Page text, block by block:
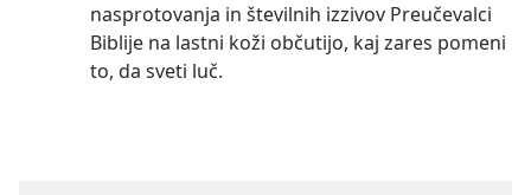
nasprotovanja in številnih izzivov Preučevalci
Biblije na lastni koži občutijo, kaj zares pomeni
to, da sveti luč.